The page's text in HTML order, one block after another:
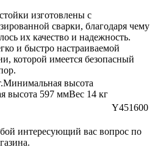
изготовлены с
сварки, благодаря чему
их качество и надежность.
и быстро настраиваемой
которой имеется безопасный
высота
высота 597 ммВес 14 кг
Y451600
интересующий вас вопрос по